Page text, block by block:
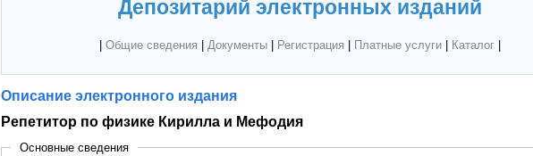
Депозитарий электронных изданий
Общие сведения Документы| Регистрация Платные услуги| Каталог|
Описание электронного издания
Репетитор по физике Кирилла и Мефодия
Основные сведения